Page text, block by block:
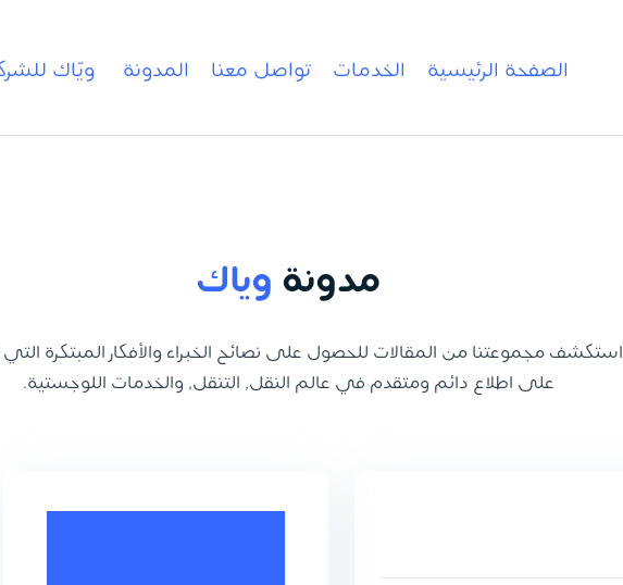
الصفحة الرئيسية الخدمات تواصل معنا المدونة ويّاك
مدونة وياك
استكشف مجموعتنا من المقالات للحصول على نصائح الخبراء والأفكار المبتكرة
على اطلاع دائم ومتقدم في عالم النقل, التنقل, والخدمات اللوجستية.